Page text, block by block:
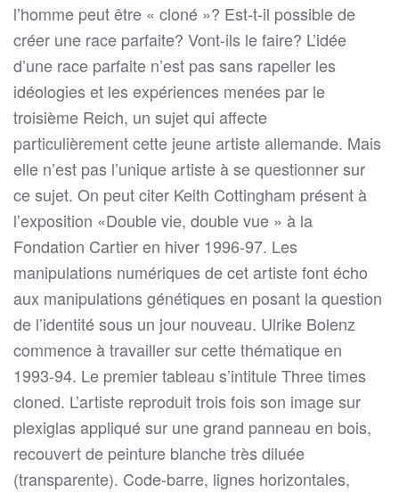
l’homme peut être « cloné »? Est-t-il possible de
créer une race parfaite? Vont-ils le faire? L’idée
d’une race parfaite n’est pas sans rapeller les
idéologies et les expériences menées par le
troisième Reich, un sujet qui affecte
particulièrement cette jeune artiste allemande. Mais
elle n’est pas l’unique artiste à se questionner sur
ce sujet. On peut citer Keith Cottingham présent à
l’exposition «Double vie, double vue » à la
Fondation Cartier en hiver 1996-97. Les
manipulations numériques de cet artiste font écho
aux manipulations génétiques en posant la question
de l’identité sous un jour nouveau. Ulrike Bolenz
commence à travailler sur cette thématique en
1993-94. Le premier tableau s’intitule Three times
cloned. L’artiste reproduit trois fois son image sur
plexiglas appliqué sur une grand panneau en bois,
recouvert de peinture blanche très diluée
(transparente). Code-barre, lignes horizontales,